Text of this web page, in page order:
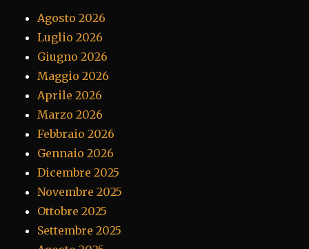
Agosto 2026
Luglio 2026
Giugno 2026
Maggio 2026
Aprile 2026
Marzo 2026
Febbraio 2026
Gennaio 2026
Dicembre 2025
Novembre 2025
Ottobre 2025
Settembre 2025